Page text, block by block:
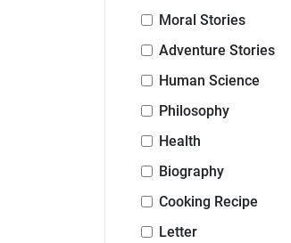
Moral Stories
Adventure Stories
Human Science
Philosophy
Health
Biography
Cooking Recipe
Letter